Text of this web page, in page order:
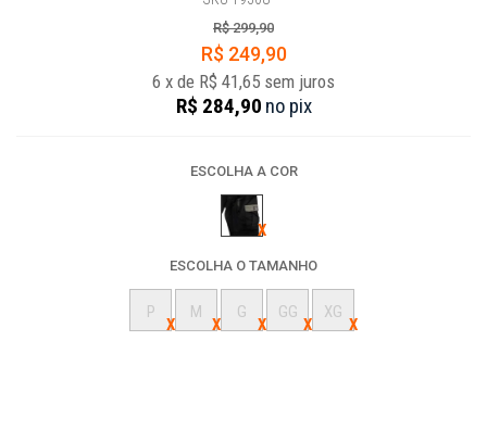
R$ 299,90
R$ 249,90
6 x de R$ 41,65 sem juros
R$ 284,90 no pix
ESCOLHA A COR
ESCOLHA O TAMANHO
P M G GG XG